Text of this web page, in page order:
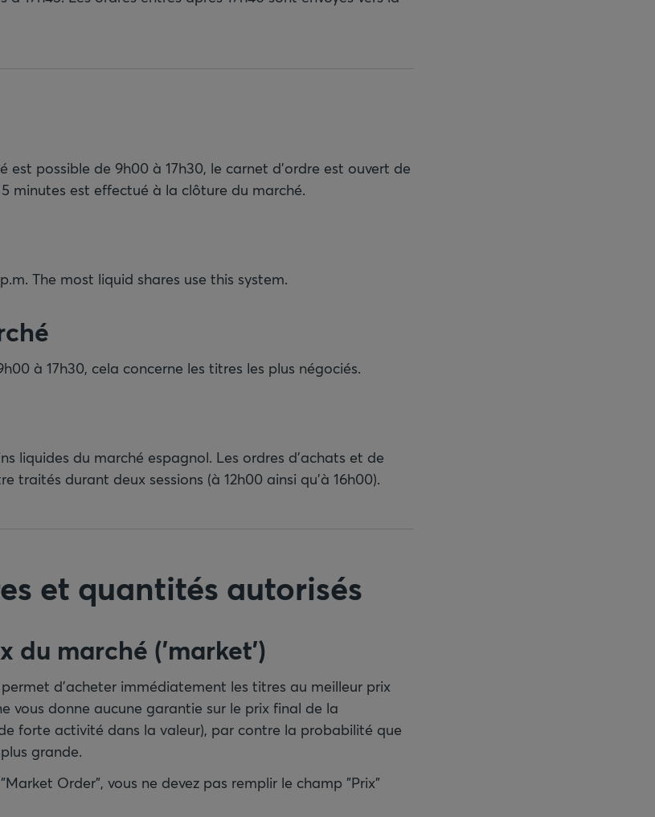
est possible de 9h00 à 17h30, le carnet d’ordre est ouvert de
minutes est effectué à la clôture du marché.
The most liquid shares use this system.
à 17h30, cela concerne les titres les plus négociés.
liquides du marché espagnol. Les ordres d’achats et de
traités durant deux sessions (à 12h00 ainsi qu’à 16h00).
et quantités autorisés
du marché ('market')
d'acheter immédiatement les titres au meilleur prix
vous donne aucune garantie sur le prix final de la
forte activité dans la valeur), par contre la probabilité que
grande.
Order", vous ne devez pas remplir le champ "Prix"